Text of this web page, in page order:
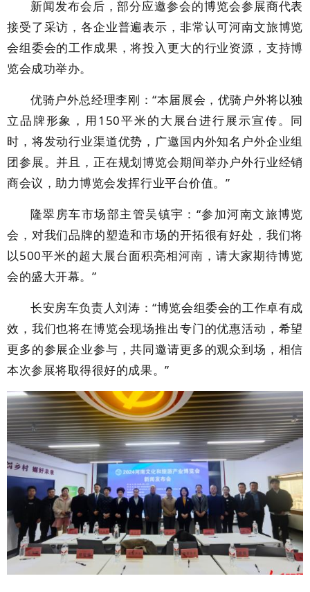
新闻发布会后，部分应邀参会的博览会参展商代表
接受了采访，各企业普遍表示，非常认可河南文旅博览
会组委会的工作成果，将投入更大的行业资源，支持博
览会成功举办。
优骑户外总经理李刚：“本届展会，优骑户外将以独
立品牌形象，用150平米的大展台进行展示宣传。同
时，将发动行业渠道优势，广邀国内外知名户外企业组
团参展。并且，正在规划博览会期间举办户外行业经销
商会议，助力博览会发挥行业平台价值。”
隆翠房车市场部主管吴镇宇：“参加河南文旅博览
会，对我们品牌的塑造和市场的开拓很有好处，我们将
以500平米的超大展台面积亮相河南，请大家期待博览
会的盛大开幕。”
长安房车负责人刘涛：“博览会组委会的工作卓有成
效，我们也将在博览会现场推出专门的优惠活动，希望
更多的参展企业参与，共同邀请更多的观众到场，相信
本次参展将取得很好的成果。”